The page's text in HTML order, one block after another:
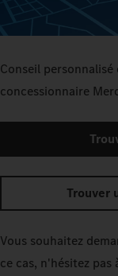
Conseil
concessionnaire
Trouver
Vous souhaitez
ce cas, n'hésitez